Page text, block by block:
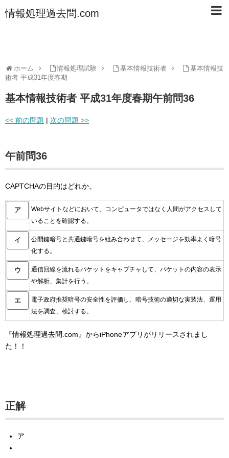
情報処理過去問.com
ホーム 情報処理試験 基本情報技術者
基本情報技
術者 平成31年度春期
基本情報技術者 平成31年度春期午前問36
<< 前の問題 | 次の問題 >>
午前問36
CAPTCHAの目的はどれか。
ア
Webサイトなどにおいて、コンピュータではなく人間がアクセスして
いることを確認する。
イ
公開鍵暗号と共通鍵暗号を組み合わせて、メッセージを効率よく暗号
化する。
ウ
通信回線を流れるパケットをキャプチャして、パケットの内容の表示
や解析、集計を行う。
エ
電子政府推奨暗号の安全性を評価し、暗号技術の適切な実装法、運用
法を調査、検討する。
『情報処理過去問.com』からiPhoneアプリがリリースされまし
た！！
正解
ア